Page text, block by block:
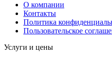
О компании
Контакты
Политика
Пользовательское
Услуги и цены